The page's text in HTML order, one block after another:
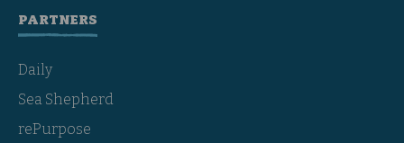
PARTNERS
Daily
Sea Shepherd
rePurpose